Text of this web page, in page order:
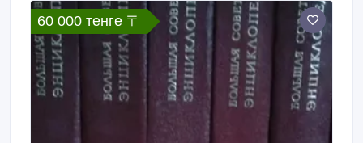
60 000 тенге 〒